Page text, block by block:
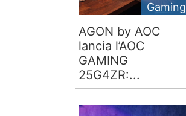
Gaming
AGON by AOC
lancia l’AOC
GAMING
25G4ZR:...